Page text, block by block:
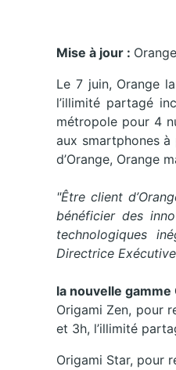
Mise à jour :
Le 7 juin, Orange
l’illimité partagé
métropole pour 4
aux smartphones
d’Orange, Orange
"Être client
bénéficier des
technologiques
Directrice
la nouvelle
Origami Zen, pour
et 3h, l’illimité
Origami Star, pour